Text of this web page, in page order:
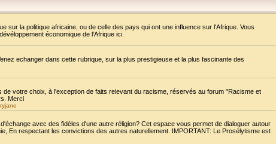
sur la politique africaine, ou de celle des pays qui ont une influence sur l'Afrique. Vous
économique de l'Afrique ici.
echanger dans cette rubrique, sur la plus prestigieuse et la plus fascinante des
votre choix, à l'exception de faits relevant du racisme, réservés au forum "Racisme et
Merci
avec des fidèles d'une autre réligion? Cet espace vous permet de dialoguer autour
En respectant les convictions des autres naturellement. IMPORTANT: Le Prosélytisme est